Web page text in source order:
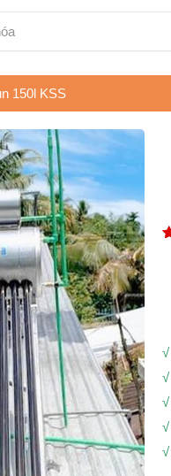
150l KSS
√
√
√
√
√